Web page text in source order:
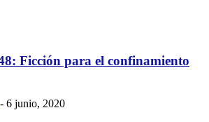
Ficción para el confinamiento
- 6 junio, 2020